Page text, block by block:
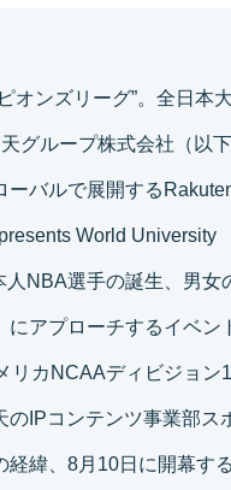
オンズリーグ”。全日本
グループ株式会社（以
バルで展開する
World University
NBA選手の誕生、男女
アプローチするイベン
リカNCAAディビジョン
IPコンテンツ事業部ス
経緯、8月10日に開幕す